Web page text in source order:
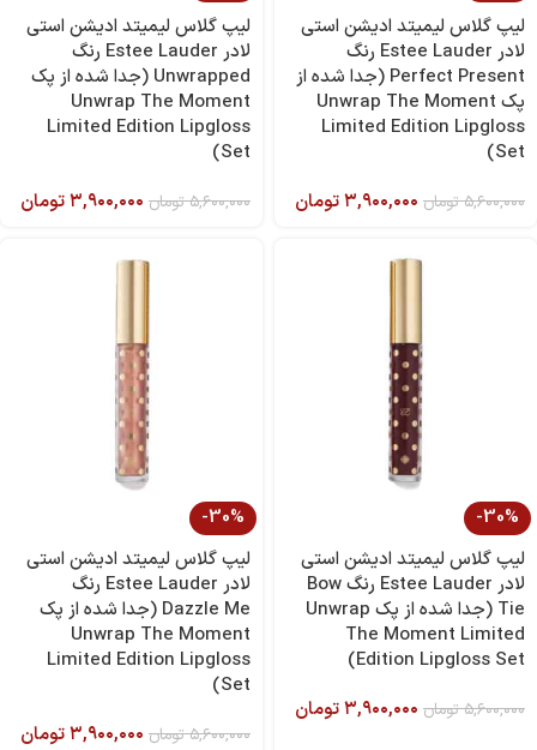
لیپ گلاس لیمیتد ادیشن استی
لادر Estee Lauder رنگ
Perfect Present (جدا شده از
پک Unwrap The Moment
Limited Edition Lipgloss
Set)
۵,۶۰۰,۰۰۰تومان ۳,۹۰۰,۰۰۰تومان
لیپ گلاس لیمیتد ادیشن استی
لادر Estee Lauder رنگ
Unwrapped (جدا شده از پک
Unwrap The Moment
Limited Edition Lipgloss
Set)
۵,۶۰۰,۰۰۰تومان ۳,۹۰۰,۰۰۰تومان
-30%
لیپ گلاس لیمیتد ادیشن استی
لادر Estee Lauder رنگ Bow
Tie (جدا شده از پک Unwrap
The Moment Limited
Edition Lipgloss Set)
۵,۶۰۰,۰۰۰تومان ۳,۹۰۰,۰۰۰تومان
-30%
لیپ گلاس لیمیتد ادیشن استی
لادر Estee Lauder رنگ
Dazzle Me (جدا شده از پک
Unwrap The Moment
Limited Edition Lipgloss
Set)
۵,۶۰۰,۰۰۰تومان ۳,۹۰۰,۰۰۰تومان